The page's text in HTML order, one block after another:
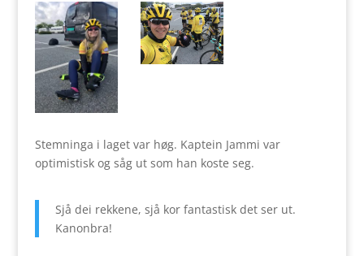
Stemninga i laget var høg. Kaptein Jammi var
optimistisk og såg ut som han koste seg.
Sjå dei rekkene, sjå kor fantastisk det ser ut.
Kanonbra!